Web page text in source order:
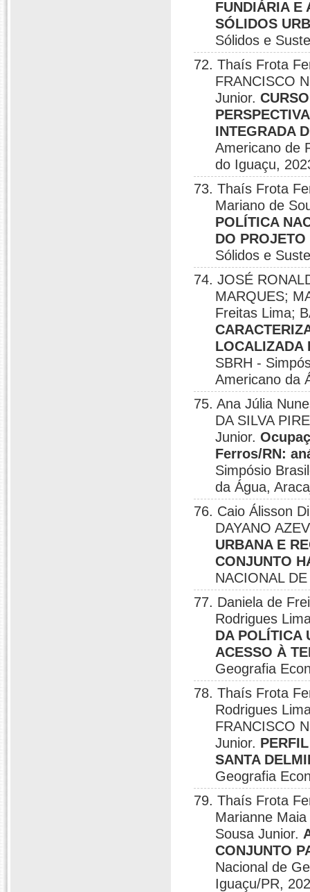
FUNDIÁRIA E
SÓLIDOS
Sólidos e
72. Thaís Frota
FRANCISCO
Junior.
INTEGRADA
Americano de
do Iguaçu,
73. Thaís Frota
Mariano de
POLÍTICA
DO PROJETO
Sólidos e
74. JOSÉ
MARQUES;
Freitas Lima;
LOCALIZADA
SBRH -
Americano da
75. Ana Júlia
DA SILVA
Junior.
Ferros/RN:
Simpósio
da Água,
76. Caio Álisson
DAYANO
URBANA E
CONJUNTO
NACIONAL
77. Daniela de
Rodrigues
DA POLÍTICA
ACESSO À
Geografia
78. Thaís Frota
Rodrigues
FRANCISCO
Junior.
SANTA
Geografia
79. Thaís Frota
Marianne
Sousa Junior.
CONJUNTO
Nacional de
Iguaçu/PR,